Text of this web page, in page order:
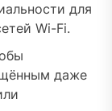
для
Wi-Fi.
даже